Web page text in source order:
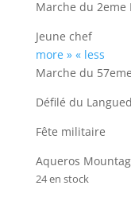
Marche du 2eme
Jeune chef
more » « less
Marche du
Défilé du
Fête militaire
Aqueros
24 en stock